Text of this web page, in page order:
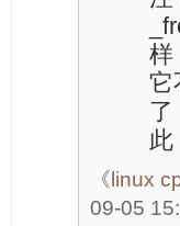
样
它
此
《 linux
09-05